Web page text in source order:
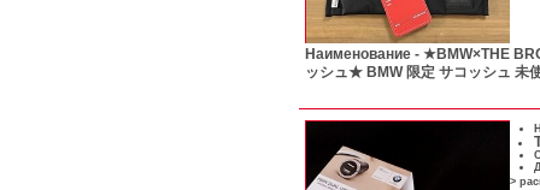
Наименование - ★BMW×THE
ッシュ★ BMW 限定 サコッシュ 未
>